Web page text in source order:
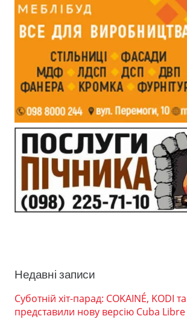
Недавні записи
Суботній хіт-парад: COKAINÉ, KODI
представили нову версію Cuba